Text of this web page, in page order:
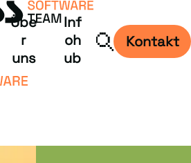
Übe
r
uns
Inf
oh
ub
Kontakt